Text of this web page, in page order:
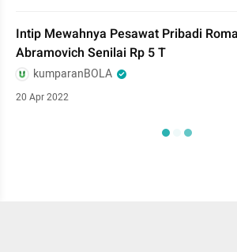
Intip Mewahnya Pesawat Pribadi
Abramovich Senilai Rp 5 T
kumparanBOLA
20 Apr 2022